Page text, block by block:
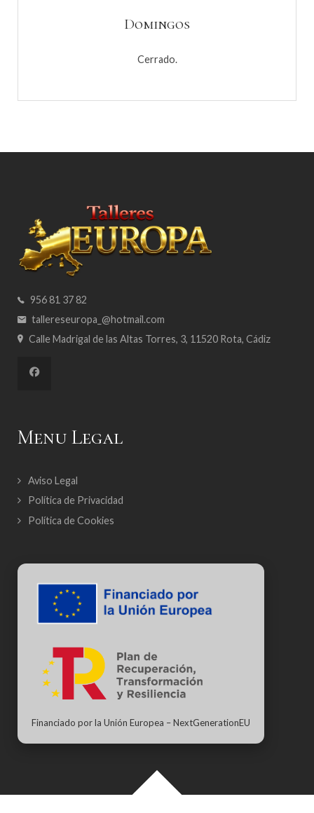
Domingos
Cerrado.
956 81 37 82
tallereseuropa_@hotmail.com
Calle Madrigal de las Altas Torres, 3, 11520 Rota, Cádiz
Menu Legal
Aviso Legal
Política de Privacidad
Política de Cookies
Financiado por la Unión Europea – NextGenerationEU